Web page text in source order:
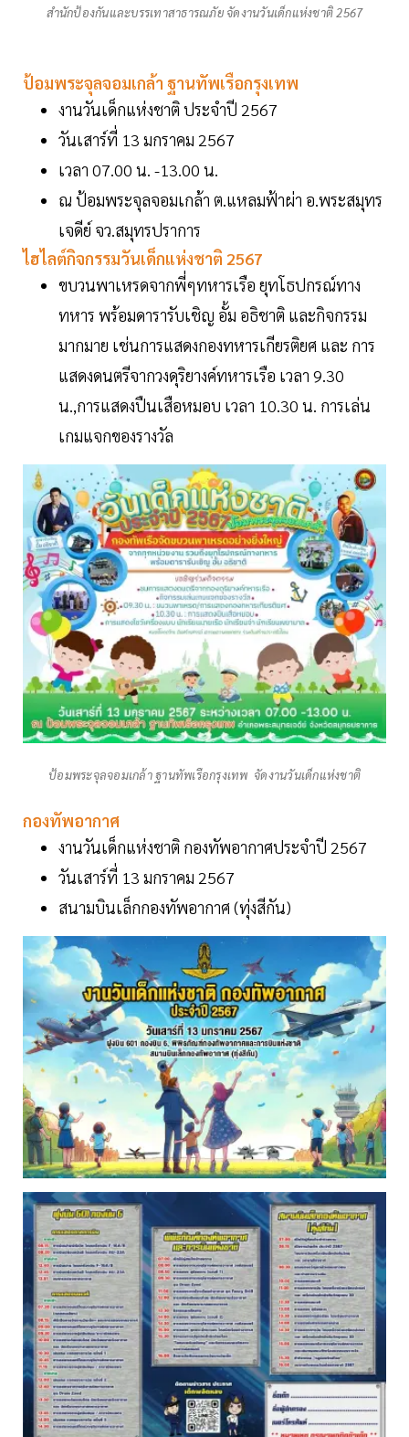
สำนักป้องกันและบรรเทาสาธารณภัย จัดงานวันเด็กแห่งชาติ 2567
ป้อมพระจุลจอมเกล้า ฐานทัพเรือกรุงเทพ
งานวันเด็กแห่งชาติ ประจำปี 2567
วันเสาร์ที่ 13 มกราคม 2567
เวลา 07.00 น. -​13.00 น.
ณ ป้อมพระจุล​จอมเกล้า​ ต.แหลมฟ้าผ่า อ.พระ​สมุทร​
เจดีย์​ จว.สมุทร​ปราการ
ไฮไลต์กิจกรรมวันเด็กแห่งชาติ 2567
ขบวนพาเหรดจากพี่ๆทหารเรือ ยุทโธปกรณ์ทาง
ทหาร พร้อมดารารับเชิญ อั้ม อธิชาติ และกิจกรรม
มากมาย เช่นการแสดงกองทหารเกียรติยศ และ การ
แสดงดนตรีจากวงดุริยางค์ทหารเรือ เวลา 9.30
น.,การแสดงปืนเสือหมอบ เวลา 10.30 น. การเล่น
เกมแจกของรางวัล
ป้อมพระจุลจอมเกล้า ฐานทัพเรือกรุงเทพ จัดงานวันเด็กแห่งชาติ
กองทัพอากาศ
งานวันเด็กแห่งชาติ กองทัพอากาศประจำปี 2567
วันเสาร์ที่ 13 มกราคม 2567
สนามบินเล็กกองทัพอากาศ (ทุ่งสีกัน)